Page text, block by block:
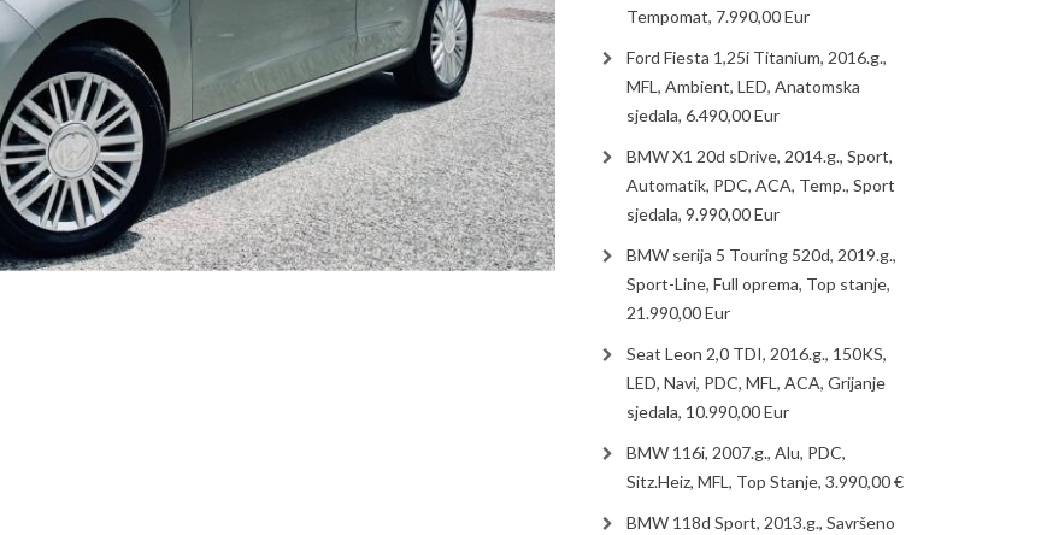
Tempomat, 7.990,00 Eur
Ford Fiesta 1,25i Titanium, 2016.g.,
MFL, Ambient, LED, Anatomska
sjedala, 6.490,00 Eur
BMW X1 20d sDrive, 2014.g., Sport,
Automatik, PDC, ACA, Temp., Sport
sjedala, 9.990,00 Eur
BMW serija 5 Touring 520d, 2019.g.,
Sport-Line, Full oprema, Top stanje,
21.990,00 Eur
Seat Leon 2,0 TDI, 2016.g., 150KS,
LED, Navi, PDC, MFL, ACA, Grijanje
sjedala, 10.990,00 Eur
BMW 116i, 2007.g., Alu, PDC,
Sitz.Heiz, MFL, Top Stanje, 3.990,00 €
BMW 118d Sport, 2013.g., Savršeno